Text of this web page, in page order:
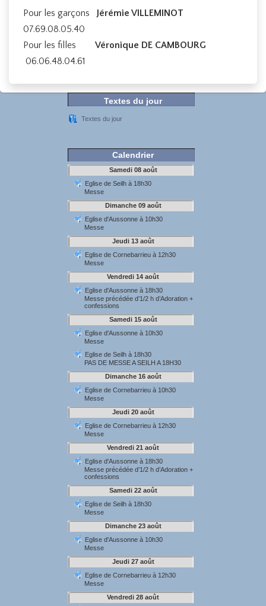
Pour les garçons Jérémie VILLEMINOT
07.69.08.05.40
Pour les filles Véronique DE CAMBOURG
06.06.48.04.61
Textes du jour
Textes du jour